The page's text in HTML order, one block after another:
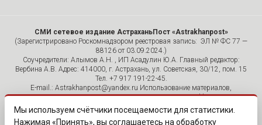
СМИ сетевое издание АстраханьПост «Astrakhanpost»
(Зарегистрировано Роскомнадзором реестровая запись: ЭЛ № ФС 77 —
88126 от 03.09.2024.)
Соучредители: Алымов А.Н. , ИП Асадулин Ю.А. Главный редактор:
Вербина А.В. Адрес: 414000, г. Астрахань, ул. Советская, 30/12, пом. 15
Тел. +7 917 191-22-45.
E-mail.: Astrakhanpost@yandex.ru Использование материалов,
размещенных на страницах сетевого издания «Astrakhanpost»,
допускается исключительно с указанием источника и публикацией
активной гиперссылки на портал Astrakhanpost.ru. Комментарии
Мы используем счётчики посещаемости для статистики.
Нажимая «Принять», вы соглашаетесь на обработку